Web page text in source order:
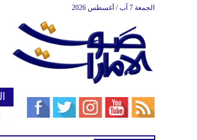
الجمعة 7 آب / أغسطس 2026